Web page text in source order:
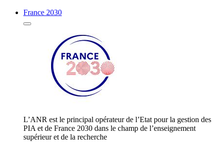
France 2030
L’ANR est le principal opérateur de l’Etat pour la gestion des
PIA et de France 2030 dans le champ de l’enseignement
supérieur et de la recherche